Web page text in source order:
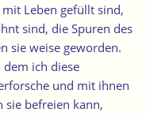
Leben gefüllt sind,
sind, die Spuren des
sie weise geworden.
ich diese
und mit ihnen
sie befreien kann,